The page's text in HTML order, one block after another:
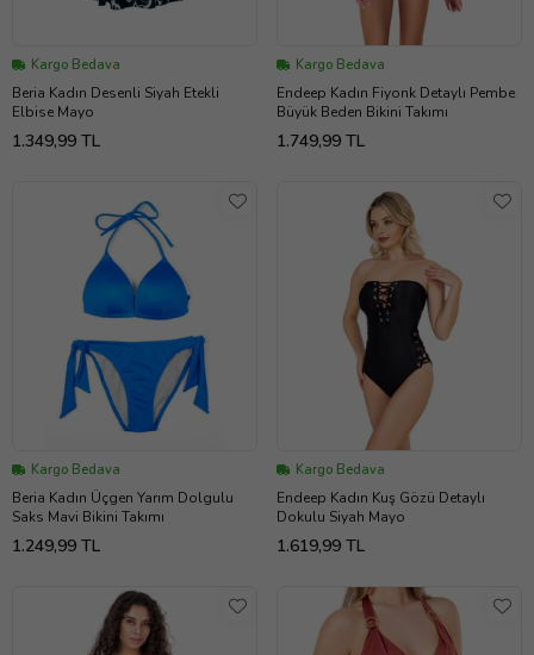
Kargo Bedava
Beria Kadın Desenli Siyah Etekli
Elbise Mayo
1.349,99 TL
Kargo Bedava
Endeep Kadın Fiyonk Detaylı Pembe
Büyük Beden Bikini Takımı
1.749,99 TL
Kargo Bedava
Beria Kadın Üçgen Yarım Dolgulu
Saks Mavi Bikini Takımı
1.249,99 TL
Kargo Bedava
Endeep Kadın Kuş Gözü Detaylı
Dokulu Siyah Mayo
1.619,99 TL